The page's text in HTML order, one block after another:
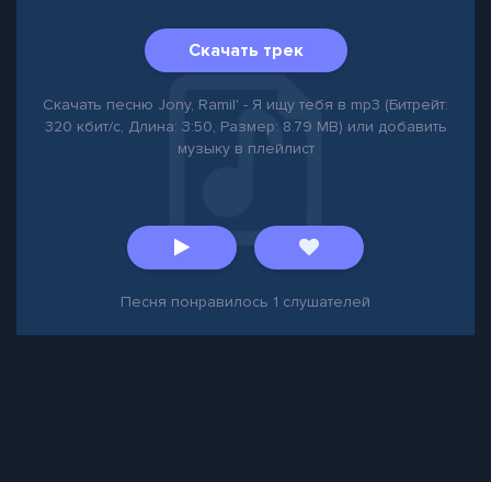
Скачать трек
Скачать песню Jony, Ramil' - Я ищу тебя в mp3 (Битрейт:
320 кбит/с, Длина: 3:50, Размер: 8.79 MB) или добавить
музыку в плейлист
Песня понравилось 1 слушателей